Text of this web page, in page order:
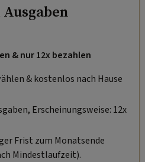
& nur 12x bezahlen
& kostenlos nach Hause
Erscheinungsweise: 12x
Frist zum Monatsende
Mindestlaufzeit).